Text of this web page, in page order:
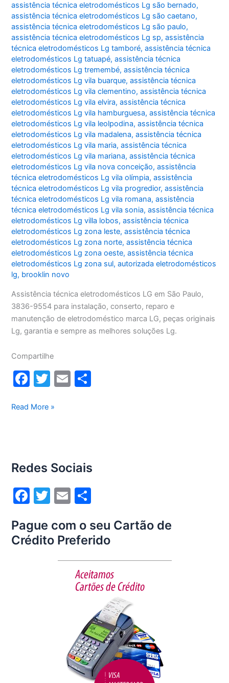
assistência técnica eletrodomésticos Lg são bernado,
assistência técnica eletrodomésticos Lg são caetano,
assistência técnica eletrodomésticos Lg são paulo,
assistência técnica eletrodomésticos Lg sp,assistência
técnica eletrodomésticos Lg tamboré,assistência técnica
eletrodomésticos Lg tatuapé,assistência técnica
eletrodomésticos Lg tremembé,assistência técnica
eletrodomésticos Lg vila buarque,assistência técnica
eletrodomésticos Lg vila clementino,assistência técnica
eletrodomésticos Lg vila elvira,assistência técnica
eletrodomésticos Lg vila hamburguesa,assistência técnica
eletrodomésticos Lg vila leolpodina,assistência técnica
eletrodomésticos Lg vila madalena,assistência técnica
eletrodomésticos Lg vila maria,assistência técnica
eletrodomésticos Lg vila mariana,assistência técnica
eletrodomésticos Lg vila nova conceição,assistência
técnica eletrodomésticos Lg vila olímpia,assistência
técnica eletrodomésticos Lg vila progredior,assistência
técnica eletrodomésticos Lg vila romana,assistência
técnica eletrodomésticos Lg vila sonia,assistência técnica
eletrodomésticos Lg villa lobos,assistência técnica
eletrodomésticos Lg zona leste,assistência técnica
eletrodomésticos Lg zona norte,assistência técnica
eletrodomésticos Lg zona oeste,assistência técnica
eletrodomésticos Lg zona sul,autorizada eletrodomésticos
lg, brooklin novo
Assistência técnica eletrodomésticos LG em São Paulo,
3836-9554 para instalação, conserto, reparo e
manutenção de eletrodoméstico marca LG, peças originais
Lg, garantia e sempre as melhores soluções Lg.
Compartilhe
F
c
o
o
k
T
itt
E
Assistência
Read More »
Redes Sociais
F
c
e
T
itt
er
E
ai
l
ar
e
Pague com o seu Cartão de
Crédito Preferido